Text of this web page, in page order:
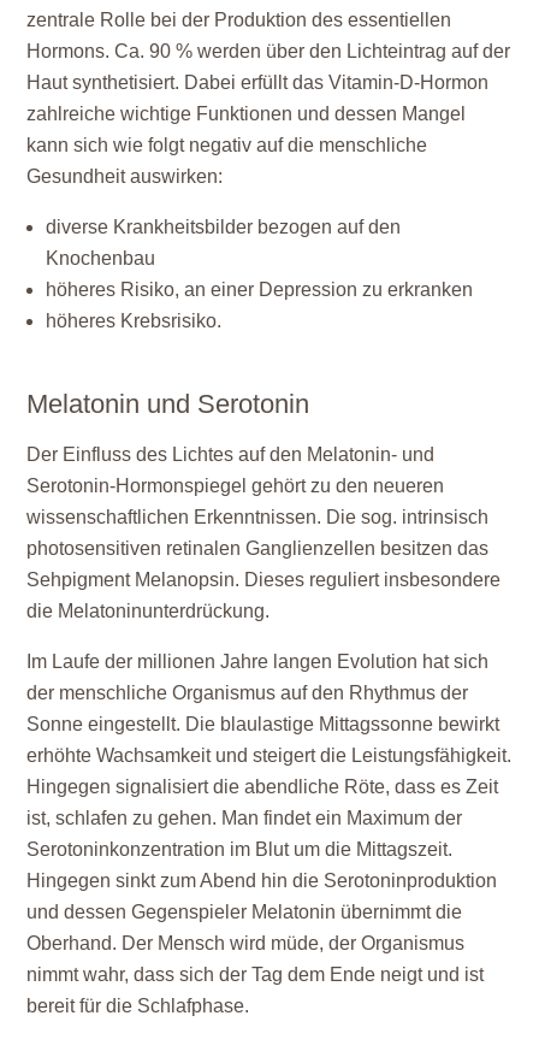
zentrale Rolle bei der Produktion des essentiellen
Hormons. Ca. 90 % werden über den Lichteintrag auf der
Haut synthetisiert. Dabei erfüllt das Vitamin-D-Hormon
zahlreiche wichtige Funktionen und dessen Mangel
kann sich wie folgt negativ auf die menschliche
Gesundheit auswirken:
diverse Krankheitsbilder bezogen auf den
Knochenbau
höheres Risiko, an einer Depression zu erkranken
höheres Krebsrisiko.
Melatonin und Serotonin
Der Einfluss des Lichtes auf den Melatonin- und
Serotonin-Hormonspiegel gehört zu den neueren
wissenschaftlichen Erkenntnissen. Die sog. intrinsisch
photosensitiven retinalen Ganglienzellen besitzen das
Sehpigment Melanopsin. Dieses reguliert insbesondere
die Melatoninunterdrückung.
Im Laufe der millionen Jahre langen Evolution hat sich
der menschliche Organismus auf den Rhythmus der
Sonne eingestellt. Die blaulastige Mittagssonne bewirkt
erhöhte Wachsamkeit und steigert die Leistungsfähigkeit.
Hingegen signalisiert die abendliche Röte, dass es Zeit
ist, schlafen zu gehen. Man findet ein Maximum der
Serotoninkonzentration im Blut um die Mittagszeit.
Hingegen sinkt zum Abend hin die Serotoninproduktion
und dessen Gegenspieler Melatonin übernimmt die
Oberhand. Der Mensch wird müde, der Organismus
nimmt wahr, dass sich der Tag dem Ende neigt und ist
bereit für die Schlafphase.